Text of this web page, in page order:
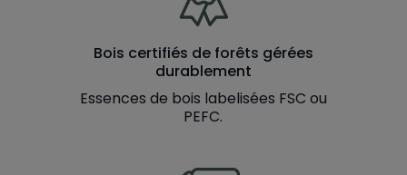
Bois certifiés de forêts gérées
durablement
Essences de bois labelisées FSC ou
PEFC.